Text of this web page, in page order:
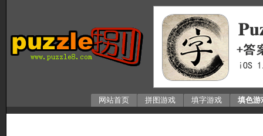
网站首页 拼图游戏 填字游戏 填色游